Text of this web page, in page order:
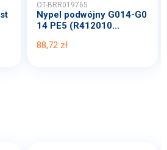
OT-BRR019765
Nypel podwójny G014-G0
14 PE5 (R412010...
88,72 zł